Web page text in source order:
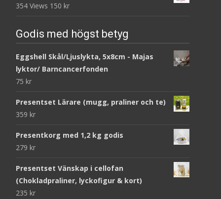
354 Views 150 kr
Godis med högst betyg
Eggshell Skål/Ljuslykta, 5x8cm - Majas
lyktor/ Barncancerfonden
75 kr
Presentset Lärare (mugg, praliner och te)
359 kr
Presentkorg med 1,2 kg godis
279 kr
Presentset Vänskap i cellofan
(Chokladpraliner, lyckofigur & kort)
235 kr